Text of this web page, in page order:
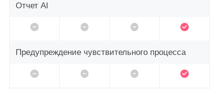
Отчет AI
Предупреждение чувствительного процесса